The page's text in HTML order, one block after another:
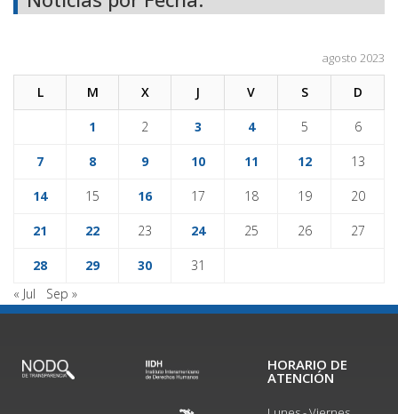
agosto 2023
L M X J V S D
1 2 3 4 5 6
7 8 9 10 11 12 13
14 15 16 17 18 19 20
21 22 23 24 25 26 27
28 29 30
31
« Jul
Sep »
HORARIO DE
ATENCIÓN